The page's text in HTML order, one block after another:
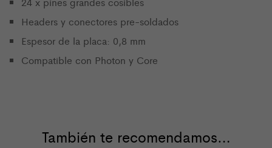
Headers y conectores pre-soldados
Espesor de la placa: 0,8 mm
Compatible con Photon y Core
También te recomendamos…